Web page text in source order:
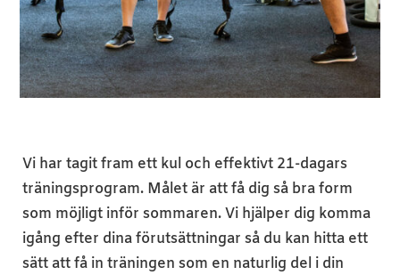
Vi har tagit fram ett kul och effektivt 21-dagars
träningsprogram. Målet är att få dig så bra form
som möjligt inför sommaren. Vi hjälper dig komma
igång efter dina förutsättningar så du kan hitta ett
sätt att få in träningen som en naturlig del i din